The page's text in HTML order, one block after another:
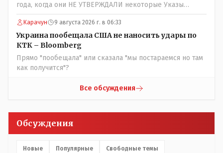
года, когда они НЕ УТВЕРЖДАЛИ некоторые Указы
Назарбаева, особенно в части выборов и перевыборов и
некоторых вопросах внутренней политики, и тогда
Назарбай волевым Указом РАСПУСТИЛ этот бунтарский
состав. Имя - Серикболсын Абдильдин вам знакомо -
юывший секретарь ЦК КП Казахстана , впоследствии -
депутат Верховного Совета и Мажлиса и Председатель
партии коммунстов- он в то время и после и причём
НЕОДНОКРАТНО, указывал и многократно на недостатки
Назарбая и предлагал ему самому ДОБРОВОЛЬНО уйти с
Карачун 9 августа 2026 г. в 06:33
Украина пообещала США не наносить удары по
КТК – Bloomberg
Прямо "пообещала" или сказала "мы постараемся но там
как получится"?
Все обсуждения
Обсуждения
Новые Популярные Свободные темы